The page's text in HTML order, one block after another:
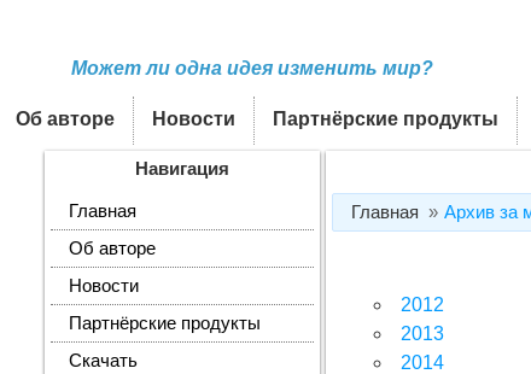
Может ли одна идея изменить мир?
Об авторе Новости Партнёрские продукты
Главная Архив за
2012
2013
2014
Навигация
Главная
Об авторе
Новости
Партнёрские продукты
Скачать